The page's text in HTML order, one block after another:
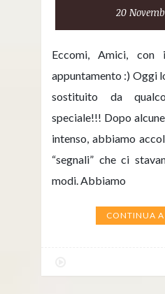
20
Eccomi, Amici, con
appuntamento :) Oggi
sostituito da
speciale!!! Dopo
intenso, abbiamo
“segnali” che ci
modi. Abbiamo
CONTINUA A